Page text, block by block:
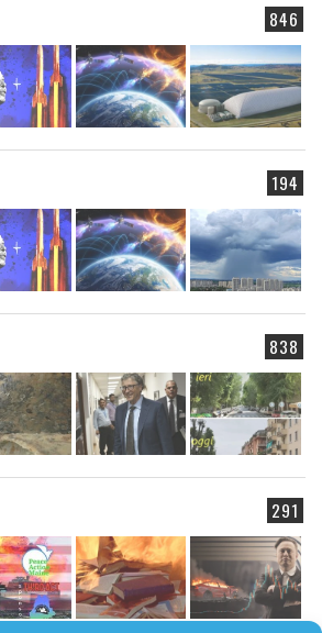
846
194
838
291